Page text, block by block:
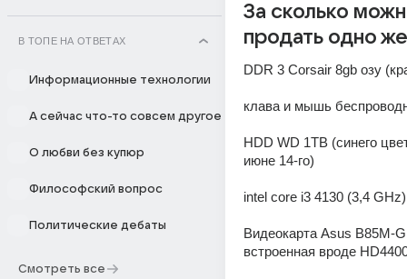
В ТОПЕ НА ОТВЕТАХ
Информационные технологии
А сейчас что-то совсем другое
О любви без купюр
Философский вопрос
Политические дебаты
Смотреть все
За сколько
продать одно
DDR 3 Corsair 8gb озу
клава и мышь
HDD WD 1TB (синего
июне 14-го)
intel core i3 4130 (3,4 GHz)
Видеокарта Asus B85M-
встроенная вроде